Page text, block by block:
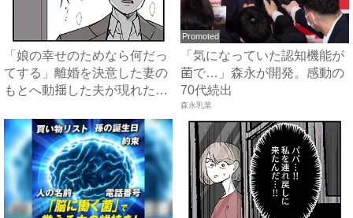
「娘の幸せのためなら何だっ
てする」離婚を決意した妻の
もとへ動揺した夫が現れた！
Promoted
「気になっていた認知機能が
菌で…」森永が開発。感動の
70代続出
森永乳業